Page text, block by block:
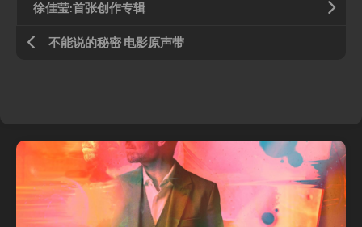
徐佳莹:首张创作专辑
不能说的秘密 电影原声带